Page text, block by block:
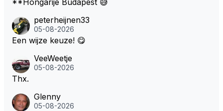
**Hongarije Budapest 😅
peterheijnen33
05-08-2026
Een wijze keuze! 😋
VeeWeetje
05-08-2026
Thx.
Glenny
05-08-2026